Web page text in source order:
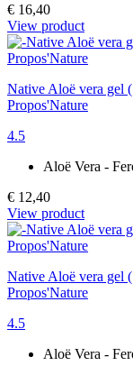
€ 16,40
View product
Native Aloë vera gel
Propos'Nature
4.5
Aloë Vera -
€ 12,40
View product
Native Aloë vera gel
Propos'Nature
4.5
Aloë Vera -